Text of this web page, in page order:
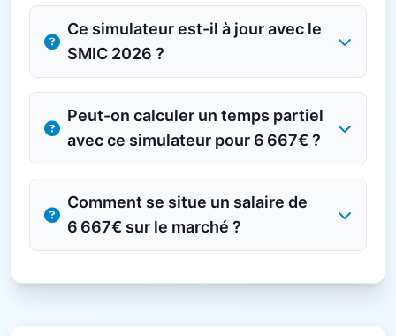
Ce simulateur est-il à jour avec le
SMIC 2026 ?
Peut-on calculer un temps partiel
avec ce simulateur pour 6 667€ ?
Comment se situe un salaire de
6 667€ sur le marché ?